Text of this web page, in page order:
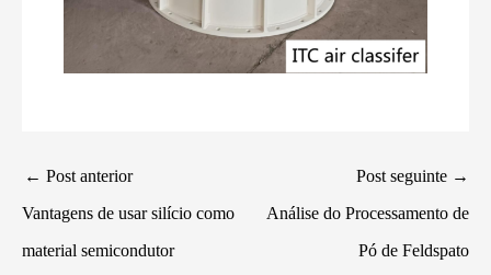
← Post anterior
Vantagens de usar silício como
material semicondutor
Post seguinte →
Análise do Processamento de
Pó de Feldspato